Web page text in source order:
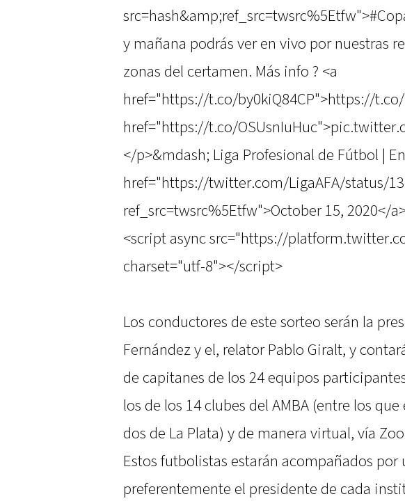
y mañana podrás ver en vivo por nuestras
zonas del certamen. Más info ? <a
href="https://t.co/by0kiQ84CP">https://t.co/
href="https://t.co/
</p>&mdash; Liga Profesional de Fútbol | En
href="https://twitter.com/LigaAFA/status/
ref_src=twsrc%5Etfw">October 15, 2020</
<script async src="https://
charset="utf-8"></script>
Los conductores de este sorteo serán la
Fernández y el, relator Pablo Giralt, y
de capitanes de los 24 equipos
los de los 14 clubes del AMBA (entre los
dos de La Plata) y de manera virtual, vía
Estos futbolistas estarán acompañados por
preferentemente el presidente de cada